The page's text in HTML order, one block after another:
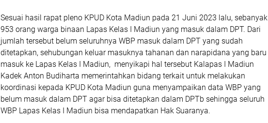
Sesuai hasil rapat pleno KPUD Kota Madiun pada 21 Juni 2023 lalu, sebanyak
953 orang warga binaan Lapas Kelas I Madiun yang masuk dalam DPT. Dari
jumlah tersebut belum seluruhnya WBP masuk dalam DPT yang sudah
ditetapkan, sehubungan keluar masuknya tahanan dan narapidana yang baru
masuk ke Lapas Kelas I Madiun, menyikapi hal tersebut Kalapas I Madiun
Kadek Anton Budiharta memerintahkan bidang terkait untuk melakukan
koordinasi kepada KPUD Kota Madiun guna menyampaikan data WBP yang
belum masuk dalam DPT agar bisa ditetapkan dalam DPTb sehingga seluruh
WBP Lapas Kelas I Madiun bisa mendapatkan Hak Suaranya.